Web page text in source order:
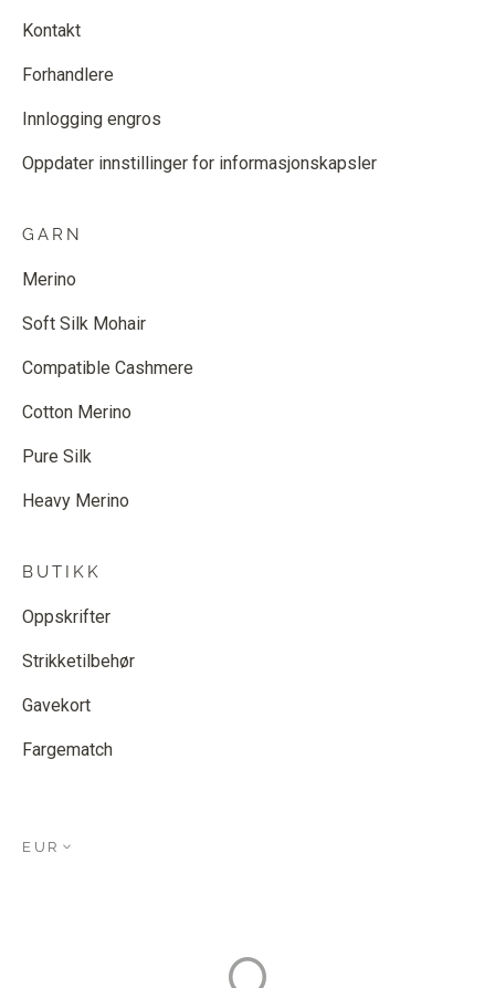
Kontakt
Forhandlere
Innlogging engros
Oppdater innstillinger for informasjonskapsler
GARN
Merino
Soft Silk Mohair
Compatible Cashmere
Cotton Merino
Pure Silk
Heavy Merino
BUTIKK
Oppskrifter
Strikketilbehør
Gavekort
Fargematch
EUR